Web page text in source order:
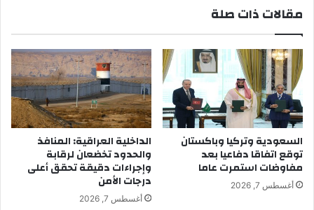
مقالات ذات صلة
السعودية وتركيا وباكستان
توقع اتفاقا دفاعيا بعد
مفاوضات استمرت عاما
أغسطس 7, 2026
الداخلية العراقية: المنافذ
والحدود تخضعان لرقابة
وإجراءات دقيقة تحقق أعلى
درجات الأمن
أغسطس 7, 2026